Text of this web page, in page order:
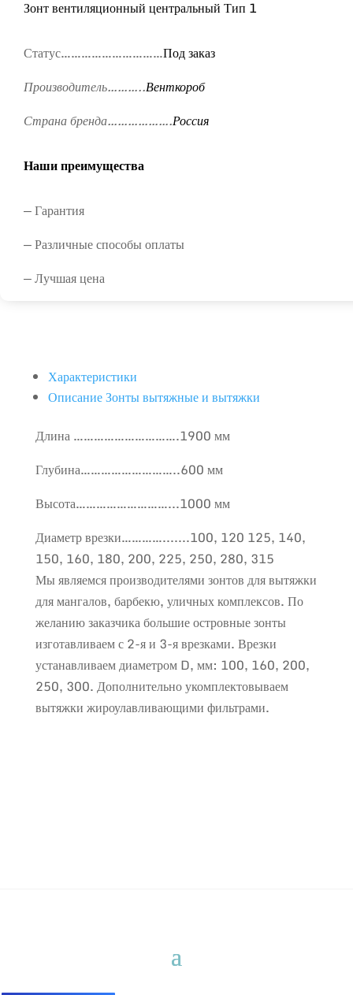
Зонт вентиляционный центральный Тип 1
Статус…………………………Под заказ
Производитель………..Венткороб
Страна бренда……………….Россия
Наши преимущества
— Гарантия
— Различные способы оплаты
— Лучшая цена
Характеристики
Описание Зонты вытяжные и вытяжки
Длина ………………………….1900 мм
Глубина………………………..600 мм
Высота………………………...1000 мм
Диаметр врезки………….......100, 120 125, 140,
150, 160, 180, 200, 225, 250, 280, 315
Мы являемся производителями зонтов для вытяжки
для мангалов, барбекю, уличных комплексов. По
желанию заказчика большие островные зонты
изготавливаем с 2-я и 3-я врезками. Врезки
устанавливаем диаметром D, мм: 100, 160, 200,
250, 300. Дополнительно укомплектовываем
вытяжки жироулавливающими фильтрами.